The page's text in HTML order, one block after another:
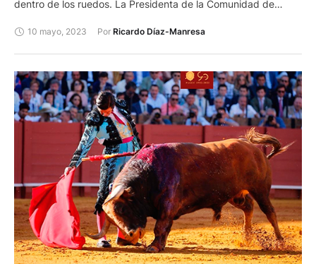
dentro de los ruedos. La Presidenta de la Comunidad de
BOLAÑOS con la rotunda ayuda de su peona de confianza,
jefa de protocolo ¡Vaya par de toreras!
10 mayo, 2023 Por Ricardo Díaz-Manresa